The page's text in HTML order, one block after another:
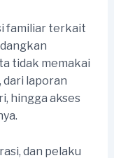
familiar terkait
tidak memakai
laporan
hingga akses
dan pelaku